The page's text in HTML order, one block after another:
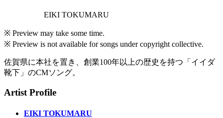
EIKI TOKUMARU
※ Preview may take some time.
※ Preview is not available for songs under copyright collective.
佐賀県に本社を置き、創業100年以上の歴史を持つ「イイダ
靴下」のCMソング。
Artist Profile
EIKI TOKUMARU